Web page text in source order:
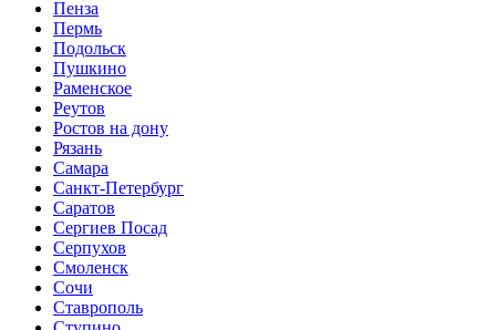
Пенза
Пермь
Подольск
Пушкино
Раменское
Реутов
Ростов на дону
Рязань
Самара
Санкт-Петербург
Саратов
Сергиев Посад
Серпухов
Смоленск
Сочи
Ставрополь